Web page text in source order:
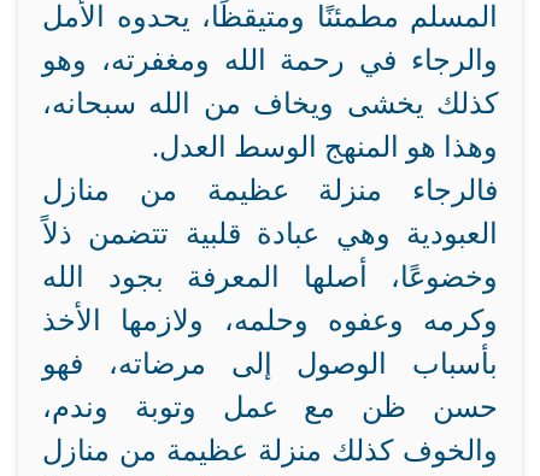
المسلم مطمئنًا ومتيقظًا، يحدوه الأمل
والرجاء في رحمة الله ومغفرته، وهو
كذلك يخشى ويخاف من الله سبحانه،
وهذا هو المنهج الوسط العدل.
فالرجاء منزلة عظيمة من منازل
العبودية وهي عبادة قلبية تتضمن ذلاً
وخضوعًا، أصلها المعرفة بجود الله
وكرمه وعفوه وحلمه، ولازمها الأخذ
بأسباب الوصول إلى مرضاته، فهو
حسن ظن مع عمل وتوبة وندم،
والخوف كذلك منزلة عظيمة من منازل